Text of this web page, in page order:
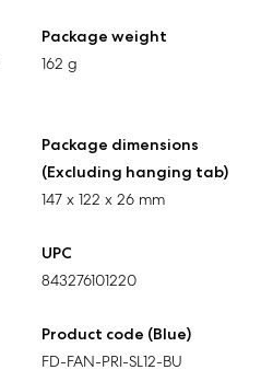
Package weight
162 g
Package dimensions
(Excluding hanging tab)
147 x 122 x 26 mm
UPC
843276101220
Product code (Blue)
FD-FAN-PRI-SL12-BU